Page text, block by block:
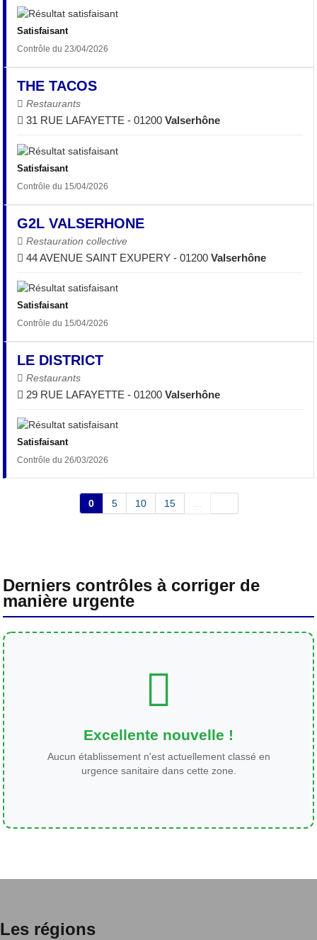
Satisfaisant
Contrôle du 23/04/2026
THE TACOS
Restaurants
31 RUE LAFAYETTE - 01200Valserhône
Satisfaisant
Contrôle du 15/04/2026
G2L VALSERHONE
Restauration collective
44 AVENUE SAINT EXUPERY - 01200Valserhône
Satisfaisant
Contrôle du 15/04/2026
LE DISTRICT
Restaurants
29 RUE LAFAYETTE - 01200Valserhône
Satisfaisant
Contrôle du 26/03/2026
0 5 10 15 ...
Derniers contrôles à corriger de
manière urgente
Excellente nouvelle !
Aucun établissement n'est actuellement classé en
urgence sanitaire dans cette zone.
Les régions